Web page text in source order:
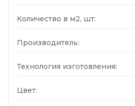
Количество в м2, шт:
Производитель:
Технология изготовления:
Цвет: